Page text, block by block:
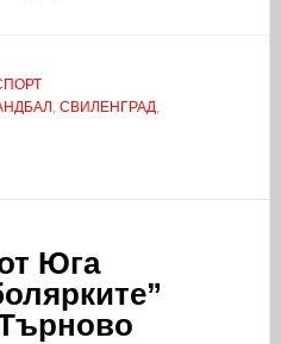
, СВИЛЕНГРАД,
Юга